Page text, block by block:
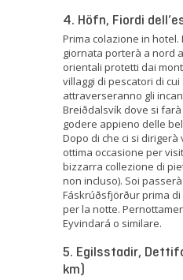
4. Höfn, Fiordi
Prima colazione in hotel.
giornata porterà a nord
orientali protetti dai
villaggi di pescatori di
attraverseranno gli
Breiðdalsvík dove si
godere appieno delle
Dopo di che ci si
ottima occasione per
bizzarra collezione di
non incluso). Soi
Fáskrúðsfjörður prima di
per la notte.
Eyvindará o similare.
5. Egilsstadir,
km)